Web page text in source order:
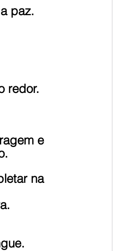
paz.
redor.
e
na